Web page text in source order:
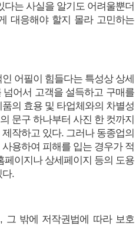
는 사실을 알기도 어려울뿐더
대응해야 할지 몰라 고민하는
어필이 힘들다는 특성상 상세
어서 고객을 설득하고 구매를
의 효용 및 타업체와의 차별성
문구 하나부터 사진 한 컷까지
작하고 있다. 그러나 동종업의
용하여 피해를 입는 경우가 적
페이지나 상세페이지 등의 도용
다.
, 그 밖에 저작권법에 따라 보호